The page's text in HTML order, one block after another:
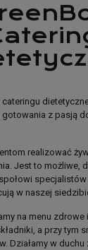
gotowania z pasją
gotowania z pasją
realizować
Jest to możliwe,
w naszej
na menu zdrowe
a przy tym
Działamy w